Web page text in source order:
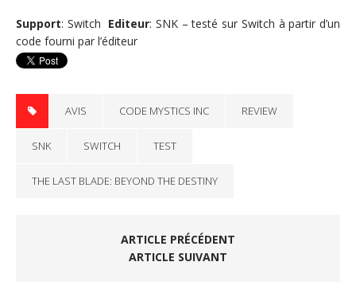
Support: Switch Editeur: SNK – testé sur Switch à partir d’un
code fourni par l’éditeur
AVIS CODE MYSTICS INC REVIEW
SNK SWITCH TEST
THE LAST BLADE: BEYOND THE DESTINY
ARTICLE PRÉCÉDENT
ARTICLE SUIVANT